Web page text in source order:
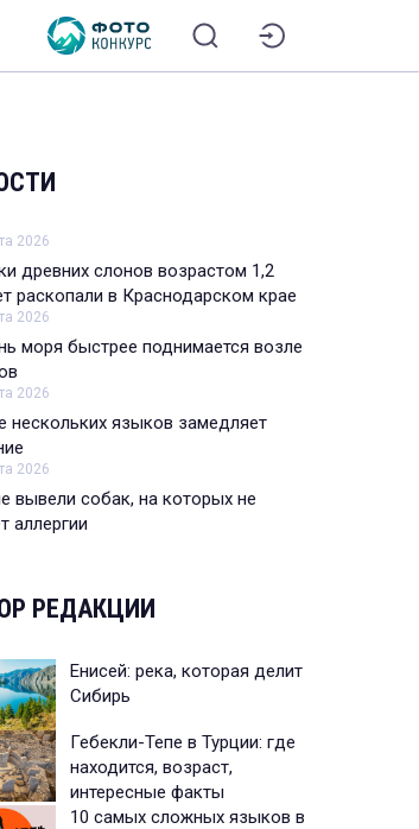
2026
древних слонов возрастом 1,2
раскопали в Краснодарском крае
2026
моря быстрее поднимается возле
2026
нескольких языков замедляет
2026
вывели собак, на которых не
аллергии
РЕДАКЦИИ
Енисей: река, которая делит
Сибирь
Гебекли-Тепе в Турции: где
находится, возраст,
интересные факты
10 самых сложных языков в